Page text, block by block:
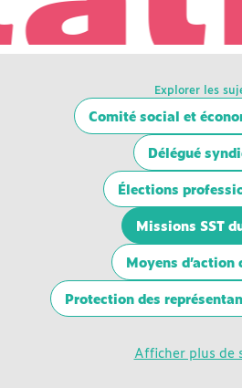
Explorer les
Comité social et
Délégué
Élections
Missions SST
Moyens d’action
Protection des
Afficher plus de